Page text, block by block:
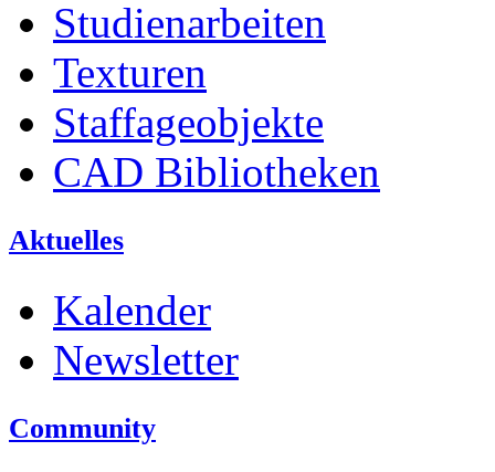
Studienarbeiten
Texturen
Staffageobjekte
CAD Bibliotheken
Aktuelles
Kalender
Newsletter
Community